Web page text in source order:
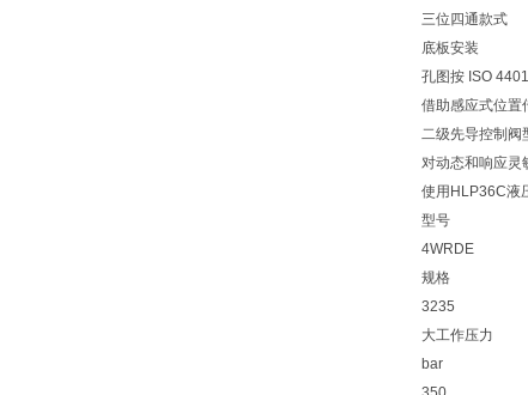
三位四通款式
底板安装
孔图按 ISO 4401
借助感应式位置
二级先导控制阀
对动态和响应灵
使用HLP36C液
型号
4WRDE
规格
3235
大工作压力
bar